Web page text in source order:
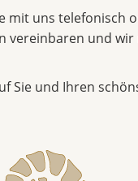
mit uns telefonisch
vereinbaren und wir
Sie und Ihren